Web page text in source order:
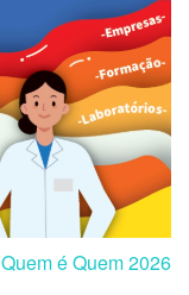
Quem é Quem 2026